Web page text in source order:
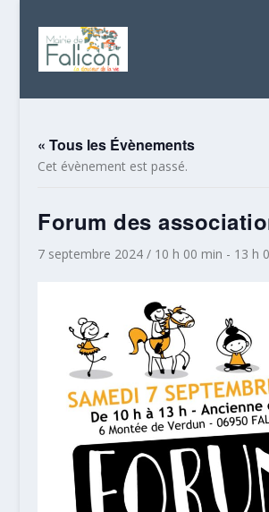
« Tous les Évènements
Cet évènement est passé.
Forum des
7 septembre 2024 / 10 h 00 min - 13 h